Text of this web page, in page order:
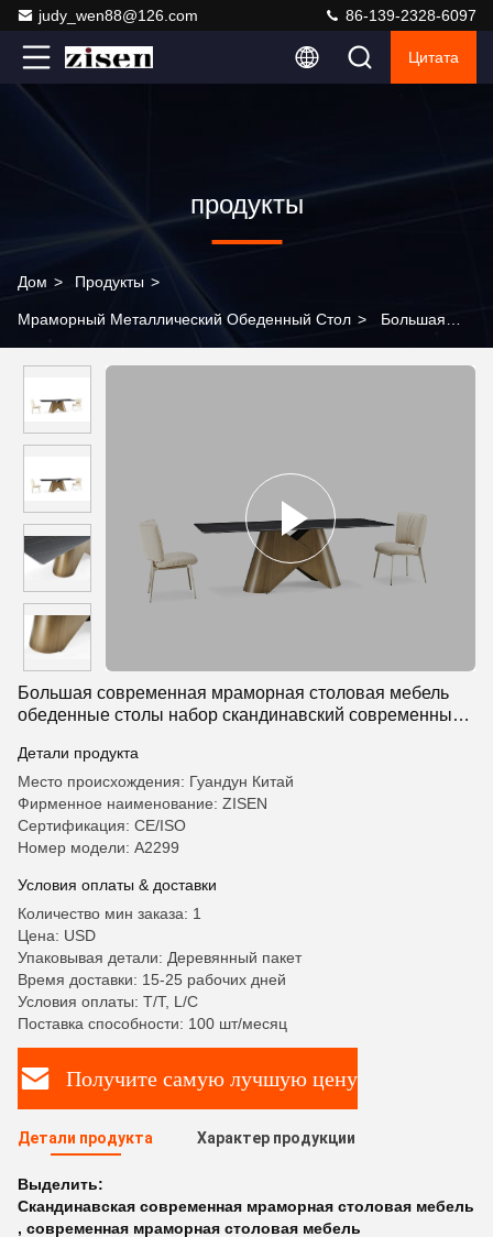
judy_wen88@126.com 86-139-2328-6097
Цитата
продукты
Дом > Продукты >
Мраморный Металлический Обеденный Стол > Большая
Большая современная мраморная столовая мебель
обеденные столы набор скандинавский современный
Детали продукта
Место происхождения: Гуандун Китай
Фирменное наименование: ZISEN
Сертификация: CE/ISO
Номер модели: А2299
Условия оплаты & доставки
Количество мин заказа: 1
Цена: USD
Упаковывая детали: Деревянный пакет
Время доставки: 15-25 рабочих дней
Условия оплаты: T/T, L/C
Поставка способности: 100 шт/месяц
Получите самую лучшую цену
Детали продукта Характер продукции
Выделить:
Скандинавская современная мраморная столовая мебель
, современная мраморная столовая мебель